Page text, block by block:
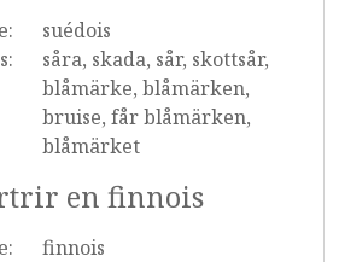
suédois
såra, skada, sår, skottsår,
blåmärke, blåmärken,
bruise, får blåmärken,
blåmärket
en finnois
finnois